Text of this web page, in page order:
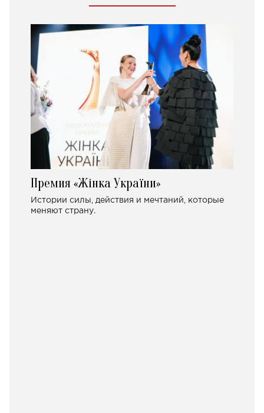
Премия «Жінка України»
Истории силы, действия и мечтаний, которые
меняют страну.